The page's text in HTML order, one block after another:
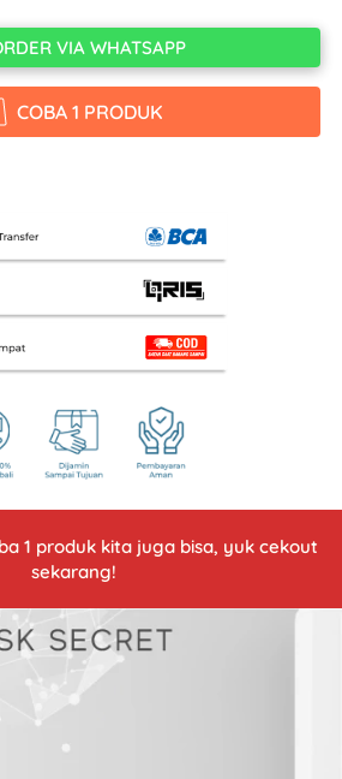
VIA WHATSAPP
COBA 1 PRODUK
1 produk kita juga bisa, yuk cekout
sekarang!